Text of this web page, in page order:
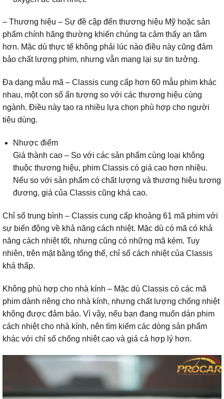
– Thương hiệu – Sự đề cập đến thương hiệu Mỹ hoặc sản
phẩm chính hãng thường khiến chúng ta cảm thấy an tâm
hơn. Mặc dù thực tế không phải lúc nào điều này cũng đảm
bảo chất lượng phim, nhưng vẫn mang lại sự tin tưởng.
Đa dạng mẫu mã – Classis cung cấp hơn 60 mẫu phim khác
nhau, một con số ấn tượng so với các thương hiệu cùng
ngành. Điều này tạo ra nhiều lựa chọn phù hợp cho người
tiêu dùng.
Nhược điểm
Giá thành cao – So với các sản phẩm cùng loại không
thuộc thương hiệu, phim Classis có giá cao hơn nhiều.
Nếu so với sản phẩm có chất lượng và thương hiệu tương
đương, giá của Classis cũng khá cao.
Chỉ số trung bình – Classis cung cấp khoảng 61 mã phim với
sự biến động về khả năng cách nhiệt. Mặc dù có mã có khả
năng cách nhiệt tốt, nhưng cũng có những mã kém. Tuy
nhiên, trên mặt bằng tổng thể, chỉ số cách nhiệt của Classis
khá thấp.
Không phù hợp cho nhà kính – Mặc dù Classis có các mã
phim dành riêng cho nhà kính, nhưng chất lượng chống nhiệt
không được đảm bảo. Vì vậy, nếu bạn đang muốn dán phim
cách nhiệt cho nhà kính, nên tìm kiếm các dòng sản phẩm
khác với chỉ số chống nhiệt cao và giá cả hợp lý hơn.